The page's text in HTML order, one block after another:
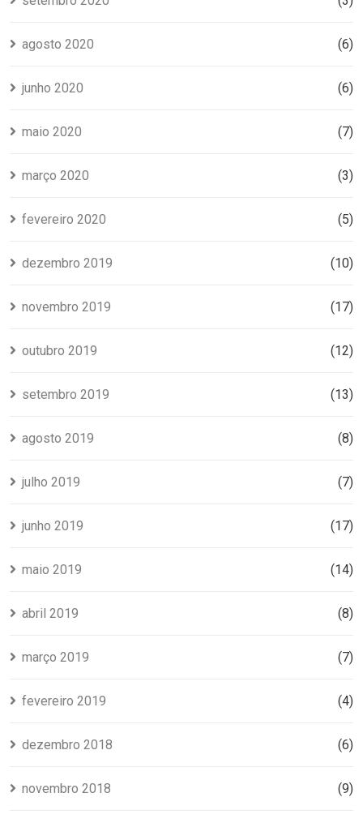
agosto 2020 (6)
junho 2020 (6)
maio 2020 (7)
março 2020 (3)
fevereiro 2020 (5)
dezembro 2019 (10)
novembro 2019 (17)
outubro 2019 (12)
setembro 2019 (13)
agosto 2019 (8)
julho 2019 (7)
junho 2019 (17)
maio 2019 (14)
abril 2019 (8)
março 2019 (7)
fevereiro 2019 (4)
dezembro 2018 (6)
novembro 2018 (9)